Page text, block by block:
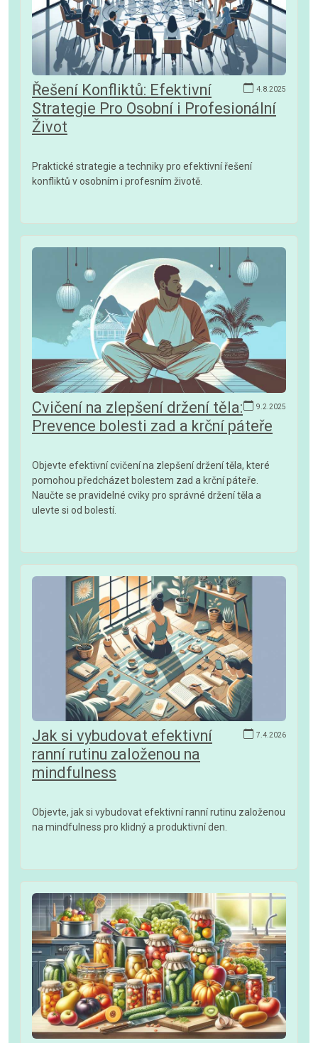
4.8.2025
Řešení Konfliktů: Efektivní
Strategie Pro Osobní i Profesionální
Život
Praktické strategie a techniky pro efektivní řešení
konfliktů v osobním i profesním životě.
9.2.2025
Cvičení na zlepšení držení těla:
Prevence bolesti zad a krční páteře
Objevte efektivní cvičení na zlepšení držení těla, které
pomohou předcházet bolestem zad a krční páteře.
Naučte se pravidelné cviky pro správné držení těla a
ulevte si od bolestí.
7.4.2026
Jak si vybudovat efektivní
ranní rutinu založenou na
mindfulness
Objevte, jak si vybudovat efektivní ranní rutinu založenou
na mindfulness pro klidný a produktivní den.